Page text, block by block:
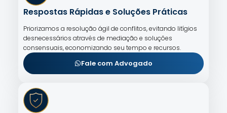
Respostas Rápidas e Soluções Práticas
Priorizamos a resolução ágil de conflitos, evitando litígios
desnecessários através de mediação e soluções
consensuais, economizando seu tempo e recursos.
Fale com Advogado